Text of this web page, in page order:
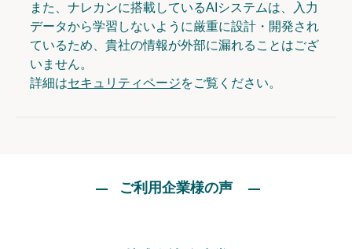
また、ナレカンに搭載しているAIシステムは、入力
データから学習しないように厳重に設計・開発され
ているため、貴社の情報が外部に漏れることはござ
いません。
詳細はセキュリティページをご覧ください。
ご利用企業様の声